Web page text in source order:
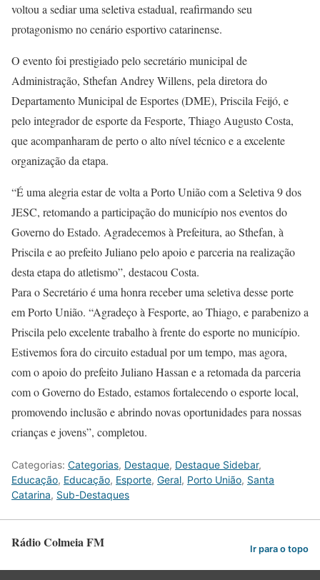
voltou a sediar uma seletiva estadual, reafirmando seu
protagonismo no cenário esportivo catarinense.
O evento foi prestigiado pelo secretário municipal de
Administração, Sthefan Andrey Willens, pela diretora do
Departamento Municipal de Esportes (DME), Priscila Feijó, e
pelo integrador de esporte da Fesporte, Thiago Augusto Costa,
que acompanharam de perto o alto nível técnico e a excelente
organização da etapa.
“É uma alegria estar de volta a Porto União com a Seletiva 9 dos
JESC, retomando a participação do município nos eventos do
Governo do Estado. Agradecemos à Prefeitura, ao Sthefan, à
Priscila e ao prefeito Juliano pelo apoio e parceria na realização
desta etapa do atletismo”, destacou Costa.
Para o Secretário é uma honra receber uma seletiva desse porte
em Porto União. “Agradeço à Fesporte, ao Thiago, e parabenizo a
Priscila pelo excelente trabalho à frente do esporte no município.
Estivemos fora do circuito estadual por um tempo, mas agora,
com o apoio do prefeito Juliano Hassan e a retomada da parceria
com o Governo do Estado, estamos fortalecendo o esporte local,
promovendo inclusão e abrindo novas oportunidades para nossas
crianças e jovens”, completou.
Categorias: Categorias, Destaque, Destaque Sidebar,
Educação, Educação, Esporte, Geral, Porto União, Santa
Catarina, Sub-Destaques
Rádio Colmeia FM Ir para o topo